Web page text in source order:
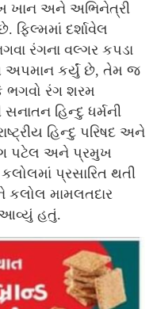
ખાન અને અભિનેત્રી
ફિલ્મમાં દર્શાવેલ
રંગના વલ્ગર કપડા
અપમાન કર્યું છે, તેમ જ
ભગવો રંગ શરમ
હિન્દુ ધર્મની
હિન્દુ પરિષદ અને
પટેલ અને પ્રમુખ
પ્રસારિત થતી
કલોલ મામલતદાર
હતું.